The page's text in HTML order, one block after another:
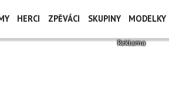
HERCI ZPĚVÁCI SKUPINY MODELKY